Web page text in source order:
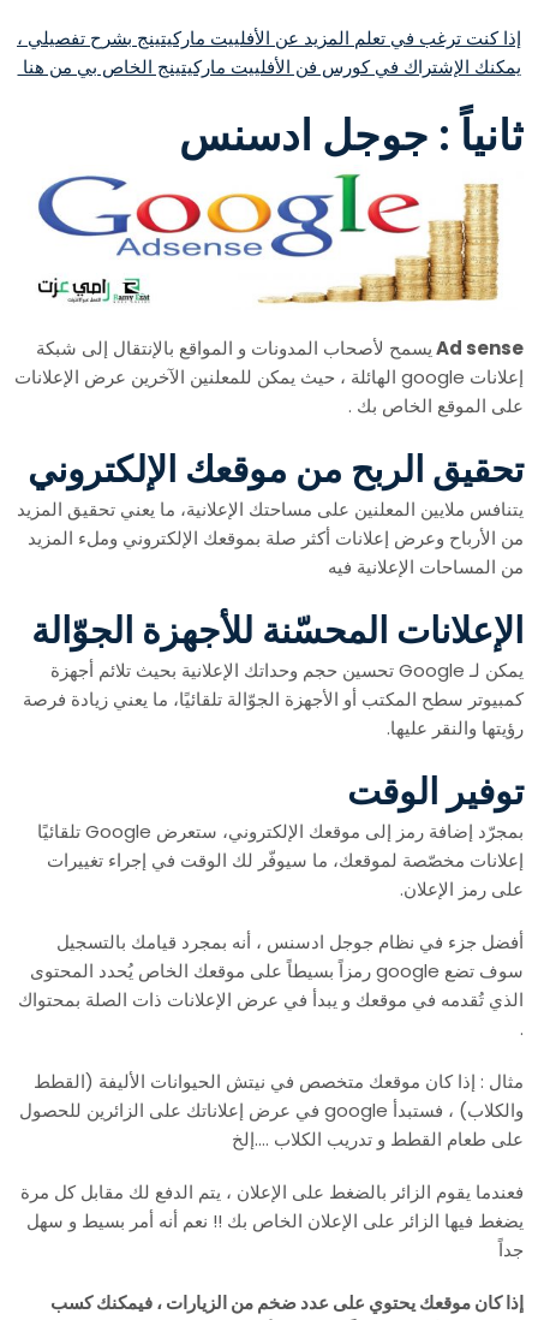
إذا كنت ترغب في تعلم المزيد عن الأفلييت ماركيتينج بشرح تفصيلي ،
يمكنك الإشتراك في كورس فن الأفلييت ماركيتينج الخاص بي من هنا
ثانياً : جوجل ادسنس
Ad senseيسمح لأصحاب المدونات و المواقع بالإنتقال إلى شبكة
إعلانات google الهائلة ، حيث يمكن للمعلنين الآخرين عرض الإعلانات
على الموقع الخاص بك .
تحقيق الربح من موقعك الإلكتروني
يتنافس ملايين المعلنين على مساحتك الإعلانية، ما يعني تحقيق المزيد
من الأرباح وعرض إعلانات أكثر صلة بموقعك الإلكتروني وملء المزيد
من المساحات الإعلانية فيه
الإعلانات المحسّنة للأجهزة الجوّالة
يمكن لـ Google تحسين حجم وحداتك الإعلانية بحيث تلائم أجهزة
كمبيوتر سطح المكتب أو الأجهزة الجوّالة تلقائيًا، ما يعني زيادة فرصة
رؤيتها والنقر عليها.
توفير الوقت
بمجرّد إضافة رمز إلى موقعك الإلكتروني، ستعرض Google تلقائيًا
إعلانات مخصّصة لموقعك، ما سيوفّر لك الوقت في إجراء تغييرات
على رمز الإعلان.
أفضل جزء في نظام جوجل ادسنس ، أنه بمجرد قيامك بالتسجيل
سوف تضع google رمزاً بسيطاً على موقعك الخاص يُحدد المحتوى
الذي تُقدمه في موقعك و يبدأ في عرض الإعلانات ذات الصلة بمحتواك
.
مثال : إذا كان موقعك متخصص في نيتش الحيوانات الأليفة (القطط
والكلاب) ، فستبدأ google في عرض إعلاناتك على الزائرين للحصول
على طعام القطط و تدريب الكلاب ….إلخ
فعندما يقوم الزائر بالضغط على الإعلان ، يتم الدفع لك مقابل كل مرة
يضغط فيها الزائر على الإعلان الخاص بك !! نعم أنه أمر بسيط و سهل
جداً
إذا كان موقعك يحتوي على عدد ضخم من الزيارات ، فيمكنك كسب